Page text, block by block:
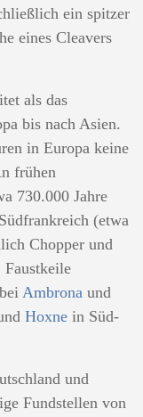
ein spitzer
eines Cleavers
als das
bis nach Asien.
in Europa keine
frühen
730.000 Jahre
(etwa
Chopper und
Faustkeile
Ambrona und
Hoxne in Süd-
und
Fundstellen von